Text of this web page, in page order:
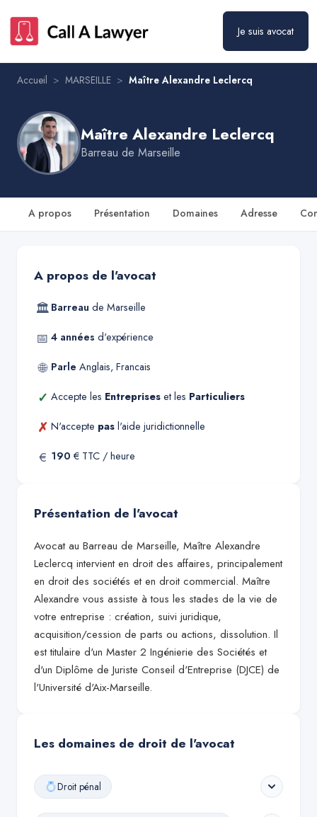
Je suis avocat
Accueil > MARSEILLE > Maître Alexandre Leclercq
Maître Alexandre Leclercq
Barreau de Marseille
A propos Présentation Domaines Adresse
A propos de l'avocat
🏛 Barreau de Marseille
📅 4 années d'expérience
🌐 Parle Anglais, Francais
✓ Accepte les Entreprises et les Particuliers
✗ N'accepte pas l'aide juridictionnelle
€ 190 € TTC / heure
Présentation de l'avocat
Avocat au Barreau de Marseille, Maître Alexandre
Leclercq intervient en droit des affaires, principalement
en droit des sociétés et en droit commercial. Maître
Alexandre vous assiste à tous les stades de la vie de
votre entreprise : création, suivi juridique,
acquisition/cession de parts ou actions, dissolution. Il
est titulaire d'un Master 2 Ingénierie des Sociétés et
d'un Diplôme de Juriste Conseil d'Entreprise (DJCE) de
l'Université d'Aix-Marseille.
Les domaines de droit de l'avocat
Droit pénal